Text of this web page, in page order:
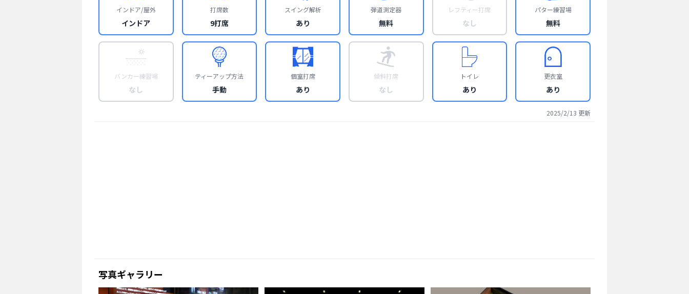
インドア/屋外
インドア
打席数
9打席
スイング解析
あり
弾道測定器
無料
レフティー打席
なし
パター練習場
無料
バンカー練習場
なし
ティーアップ方法
手動
個室打席
あり
傾斜打席
なし
トイレ
あり
更衣室
あり
2025/2/13 更新
写真ギャラリー